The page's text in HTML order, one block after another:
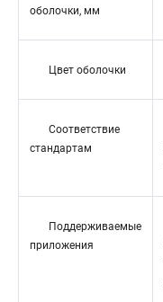
оболочки, мм
Цвет оболочки
Соответствие
стандартам
Поддерживаемые
приложения